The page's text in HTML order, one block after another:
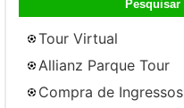
Tour Virtual
Allianz Parque Tour
Compra de Ingressos